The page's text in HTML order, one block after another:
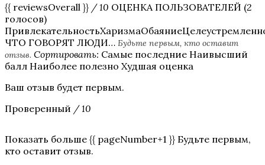
{{ reviewsOverall }} / 10 ОЦЕНКА ПОЛЬЗОВАТЕЛЕЙ (2
голосов)
ЧТО ГОВОРЯТ ЛЮДИ… Будьте первым, кто оставит
отзыв. Сортировать: Самые последние Наивысший
балл Наиболее полезно Худшая оценка
Ваш отзыв будет первым.
Проверенный / 10
Показать больше {{ pageNumber+1 }} Будьте первым,
кто оставит отзыв.